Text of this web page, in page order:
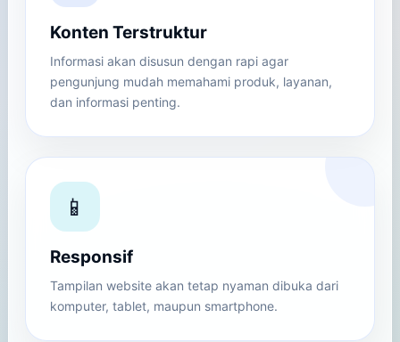
Konten Terstruktur
Informasi akan disusun dengan rapi agar
pengunjung mudah memahami produk, layanan,
dan informasi penting.
📱
Responsif
Tampilan website akan tetap nyaman dibuka dari
komputer, tablet, maupun smartphone.